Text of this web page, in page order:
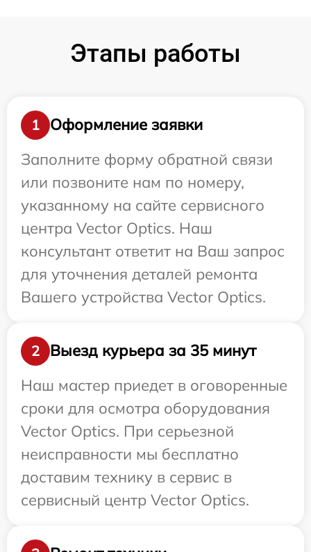
Этапы работы
1
Оформление заявки
Заполните форму обратной связи
или позвоните нам по номеру,
указанному на сайте сервисного
центра Vector Optics. Наш
консультант ответит на Ваш запрос
для уточнения деталей ремонта
Вашего устройства Vector Optics.
2
Выезд курьера за 35 минут
Наш мастер приедет в оговоренные
сроки для осмотра оборудования
Vector Optics. При серьезной
неисправности мы бесплатно
доставим технику в сервис в
сервисный центр Vector Optics.